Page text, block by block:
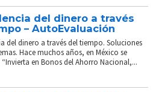
del dinero a través
– AutoEvaluación
del dinero a través del tiempo. Soluciones
Hace muchos años, en México se
en Bonos del Ahorro Nacional,...